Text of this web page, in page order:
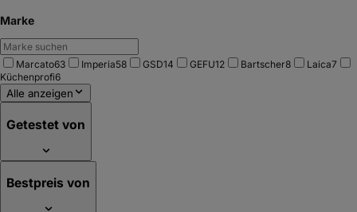
Marke
Marcato63 Imperia58 GSD14 GEFU12 Bartscher8 Laica7
Küchenprofi6
Alle anzeigen
Getestet von
Bestpreis von